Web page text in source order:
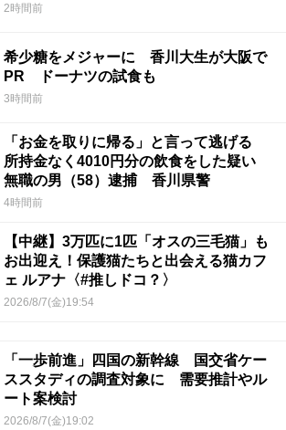
2時間前
希少糖をメジャーに 香川大生が大阪で
PR ドーナツの試食も
3時間前
「お金を取りに帰る」と言って逃げる
所持金なく4010円分の飲食をした疑い
無職の男（58）逮捕 香川県警
4時間前
【中継】3万匹に1匹「オスの三毛猫」も
お出迎え！保護猫たちと出会える猫カフ
ェ ルアナ〈#推しドコ？〉
2026/8/7(金)19:54
「一歩前進」四国の新幹線 国交省ケー
ススタディの調査対象に 需要推計やル
ート案検討
2026/8/7(金)19:02